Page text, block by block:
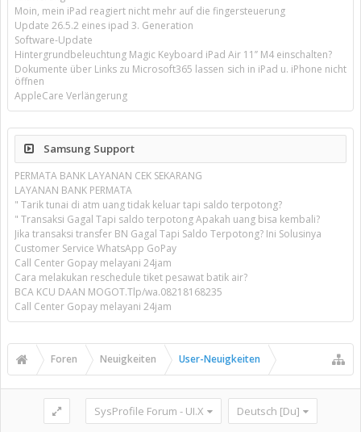
Moin, mein iPad reagiert nicht mehr auf die fingersteuerung
Update 26.5.2 eines ipad 3. Generation
Software-Update
Hintergrundbeleuchtung Magic Keyboard iPad Air 11’’ M4 einschalten?
Dokumente über Links zu Microsoft365 lassen sich in iPad u. iPhone nicht
öffnen
AppleCare Verlängerung
Samsung Support
PERMATA BANK LAYANAN CEK SEKARANG
LAYANAN BANK PERMATA
" Tarik tunai di atm uang tidak keluar tapi saldo terpotong?
" Transaksi Gagal Tapi saldo terpotong Apakah uang bisa kembali?
Jika transaksi transfer BN Gagal Tapi Saldo Terpotong? Ini Solusinya
Customer Service WhatsApp GoPay
Call Center Gopay melayani 24jam
Cara melakukan reschedule tiket pesawat batik air?
BCA KCU DAAN MOGOT.Tlp/wa.08218168235
Call Center Gopay melayani 24jam
Foren Neuigkeiten User-Neuigkeiten
SysProfile Forum - UI.X Deutsch [Du]